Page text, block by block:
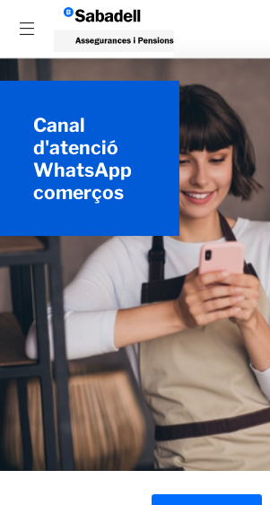
Canal
d'atenció
WhatsApp
comerços